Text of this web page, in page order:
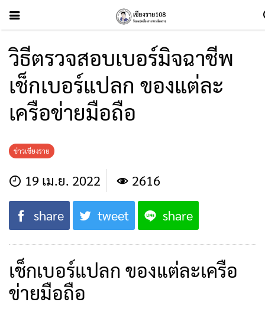
วิธีตรวจสอบเบอร์มิจฉาชีพ
เช็กเบอร์แปลก ของแต่ละ
เครือข่ายมือถือ
ข่าวเชียงราย
19 เม.ย. 2022 2616
share tweet share
เช็กเบอร์แปลก ของแต่ละเครือ
ข่ายมือถือ